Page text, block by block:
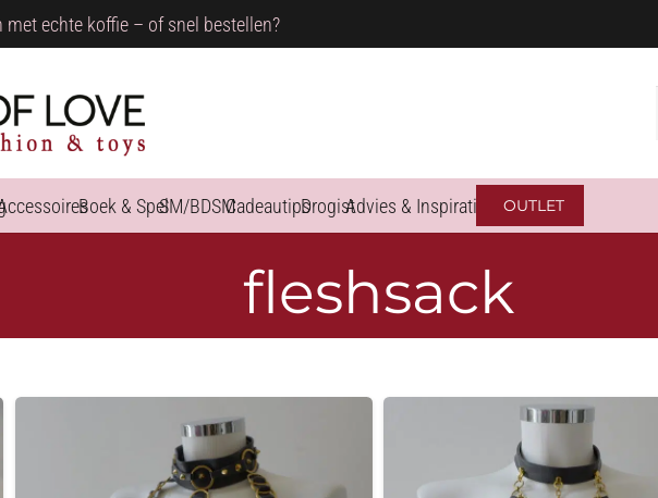
echte koffie – of snel bestellen?
Boek & SpelSM/BDSMCadeautipsDrogistAdvies & Inspiratie OUTLET
fleshsack